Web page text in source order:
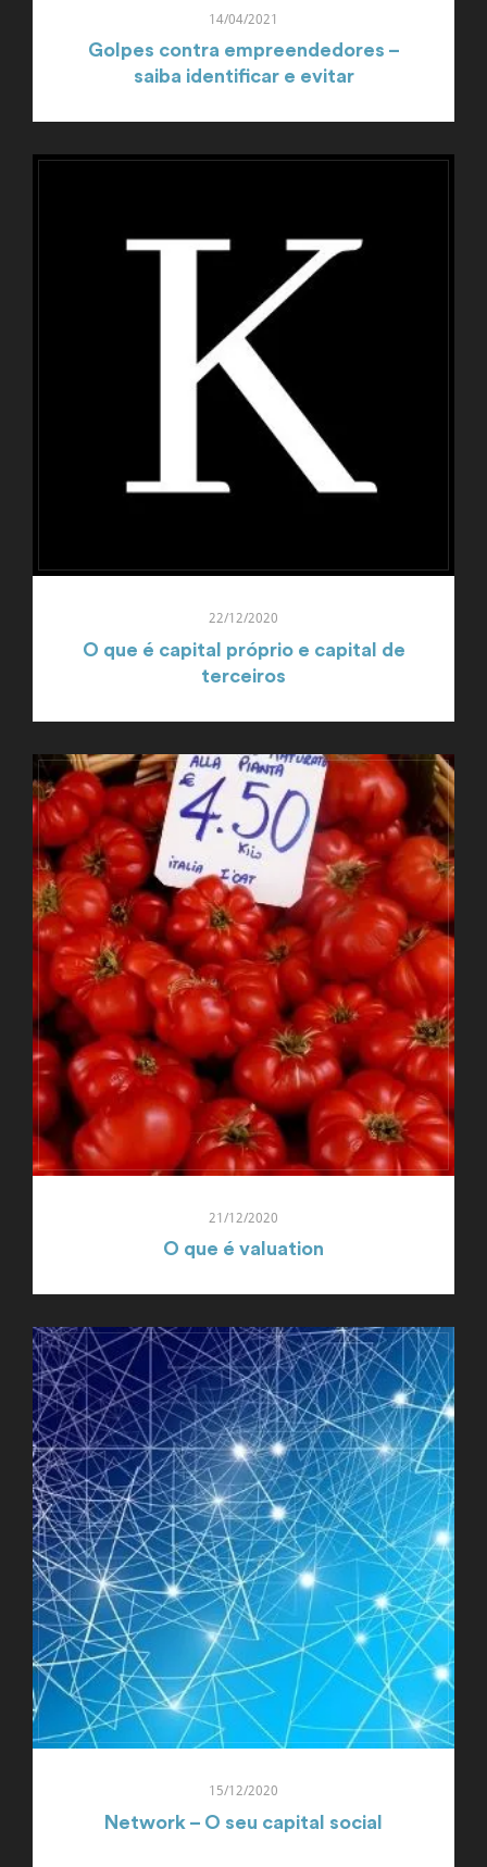
14/04/2021
Golpes contra empreendedores –
saiba identificar e evitar
22/12/2020
O que é capital próprio e capital de
terceiros
21/12/2020
O que é valuation
15/12/2020
Network – O seu capital social